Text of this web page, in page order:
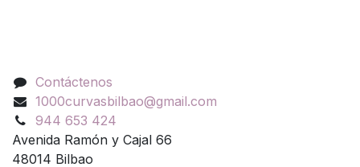
Contáctenos
1000curvasbilbao@gmail.com
944 653 424
Avenida Ramón y Cajal 66
48014 Bilbao